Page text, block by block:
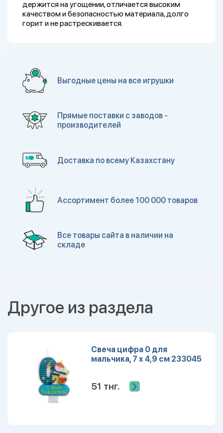
держится на угощении, отличается высоким
качеством и безопасностью материала, долго
горит и не растрескивается.
Выгодные цены на все игрушки
Прямые поставки с заводов -
производителей
Доставка по всему Казахстану
Ассортимент более 100 000 товаров
Все товары сайта в наличии на
складе
Другое из раздела
Свеча цифра 0 для
мальчика, 7 х 4,9 см 233045
51 тнг.